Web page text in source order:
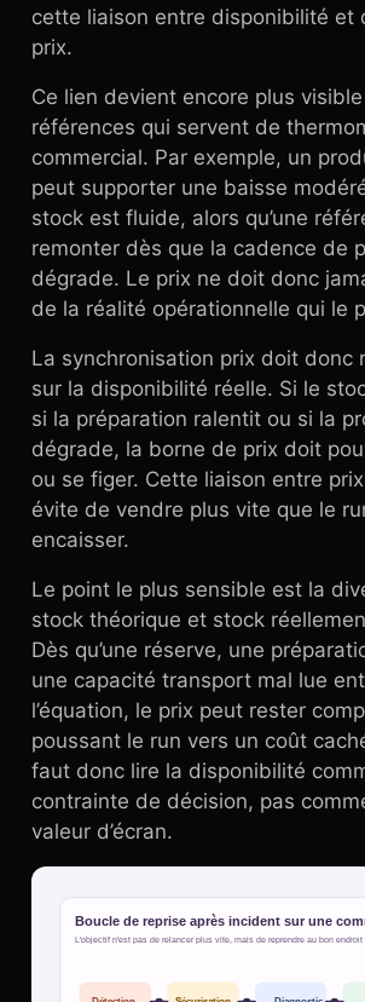
cette liaison entre disponibilité et
prix.
Ce lien devient encore plus
références qui servent de
commercial. Par exemple, un
peut supporter une baisse
stock est fluide, alors qu’une
remonter dès que la cadence de
dégrade. Le prix ne doit donc
de la réalité opérationnelle qui le
La synchronisation prix doit donc
sur la disponibilité réelle. Si le
si la préparation ralentit ou si la
dégrade, la borne de prix doit
ou se figer. Cette liaison entre
évite de vendre plus vite que le
encaisser.
Le point le plus sensible est la
stock théorique et stock
Dès qu’une réserve, une
une capacité transport mal lue
l’équation, le prix peut rester
poussant le run vers un coût
faut donc lire la disponibilité
contrainte de décision, pas
valeur d’écran.